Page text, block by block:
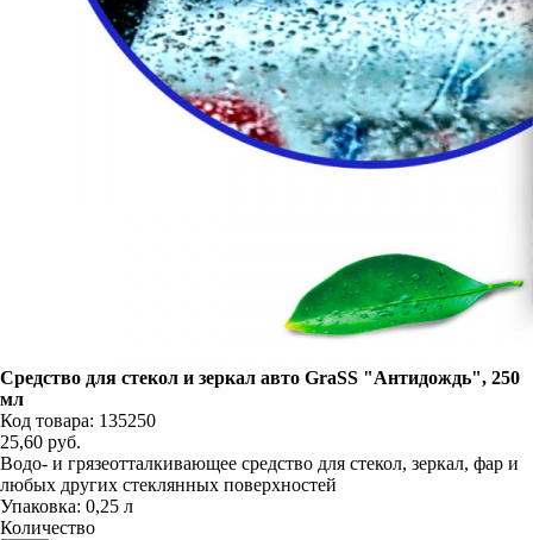
Средство для стекол и зеркал авто GraSS "Антидождь", 250
мл
Код товара: 135250
25,60 руб.
Водо- и грязеотталкивающее средство для стекол, зеркал, фар и
любых других стеклянных поверхностей
Упаковка: 0,25 л
Количество